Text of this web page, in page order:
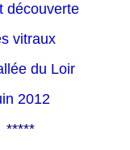
découverte
vitraux
du Loir
2012
*****